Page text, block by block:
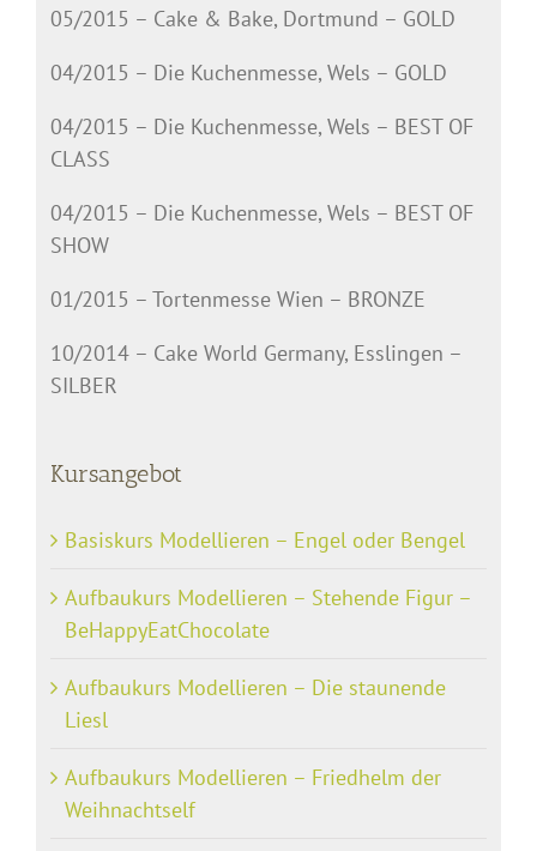
05/2015 – Cake & Bake, Dortmund – GOLD
04/2015 – Die Kuchenmesse, Wels – GOLD
04/2015 – Die Kuchenmesse, Wels – BEST OF
CLASS
04/2015 – Die Kuchenmesse, Wels – BEST OF
SHOW
01/2015 – Tortenmesse Wien – BRONZE
10/2014 – Cake World Germany, Esslingen –
SILBER
Kursangebot
Basiskurs Modellieren – Engel oder Bengel
Aufbaukurs Modellieren – Stehende Figur –
BeHappyEatChocolate
Aufbaukurs Modellieren – Die staunende
Liesl
Aufbaukurs Modellieren – Friedhelm der
Weihnachtself